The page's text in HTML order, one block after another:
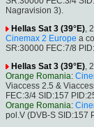
Nagravision 3).
Hellas Sat 3 (39°E) ,
Cinemax 2 Europe a
SR:30000 FEC:7/8
Hellas Sat 3 (39°E) ,
Orange Romania:
Viaccess 2.5 &
FEC:3/4 SID:157
Orange Romania:
pol.V (DVB-S SID:157